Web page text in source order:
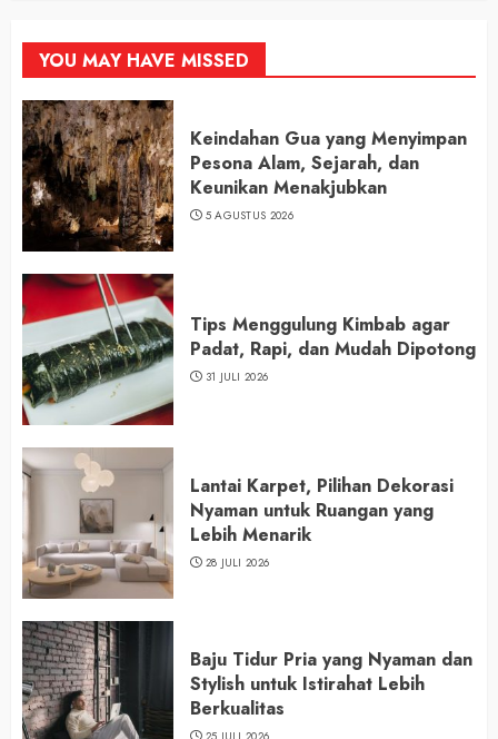
YOU MAY HAVE MISSED
Keindahan Gua yang Menyimpan
Pesona Alam, Sejarah, dan
Keunikan Menakjubkan
5 AGUSTUS 2026
Tips Menggulung Kimbab agar
Padat, Rapi, dan Mudah Dipotong
31 JULI 2026
Lantai Karpet, Pilihan Dekorasi
Nyaman untuk Ruangan yang
Lebih Menarik
28 JULI 2026
Baju Tidur Pria yang Nyaman dan
Stylish untuk Istirahat Lebih
Berkualitas